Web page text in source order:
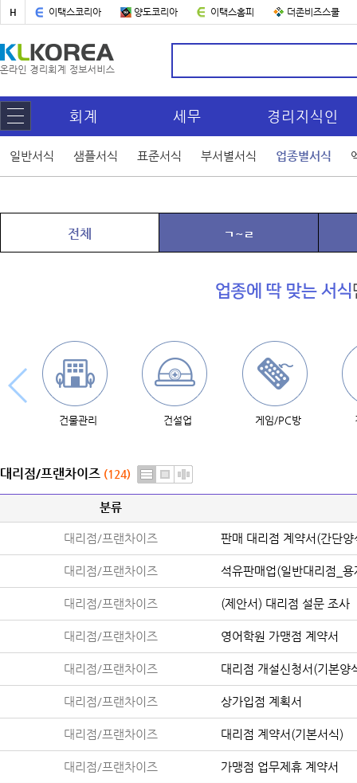
H 이택스코리아 양도코리아 이택스홈피 더존비즈스쿨
회계 세무 경리지식인
일반서식 샘플서식 표준서식 부서별서식 업종별서식
전체 ㄱ~ㄹ
건물관리 건설업 게임/PC방
대리점/프랜차이즈 (124)
분류
대리점/프랜차이즈 판매 대리점 계약서(간단양
대리점/프랜차이즈 석유판매업(일반대리점_
대리점/프랜차이즈 (제안서) 대리점 설문 조사
대리점/프랜차이즈 영어학원 가맹점 계약서
대리점/프랜차이즈 대리점 개설신청서(기본양
대리점/프랜차이즈 상가입점 계획서
대리점/프랜차이즈 대리점 계약서(기본서식)
대리점/프랜차이즈 가맹점 업무제휴 계약서